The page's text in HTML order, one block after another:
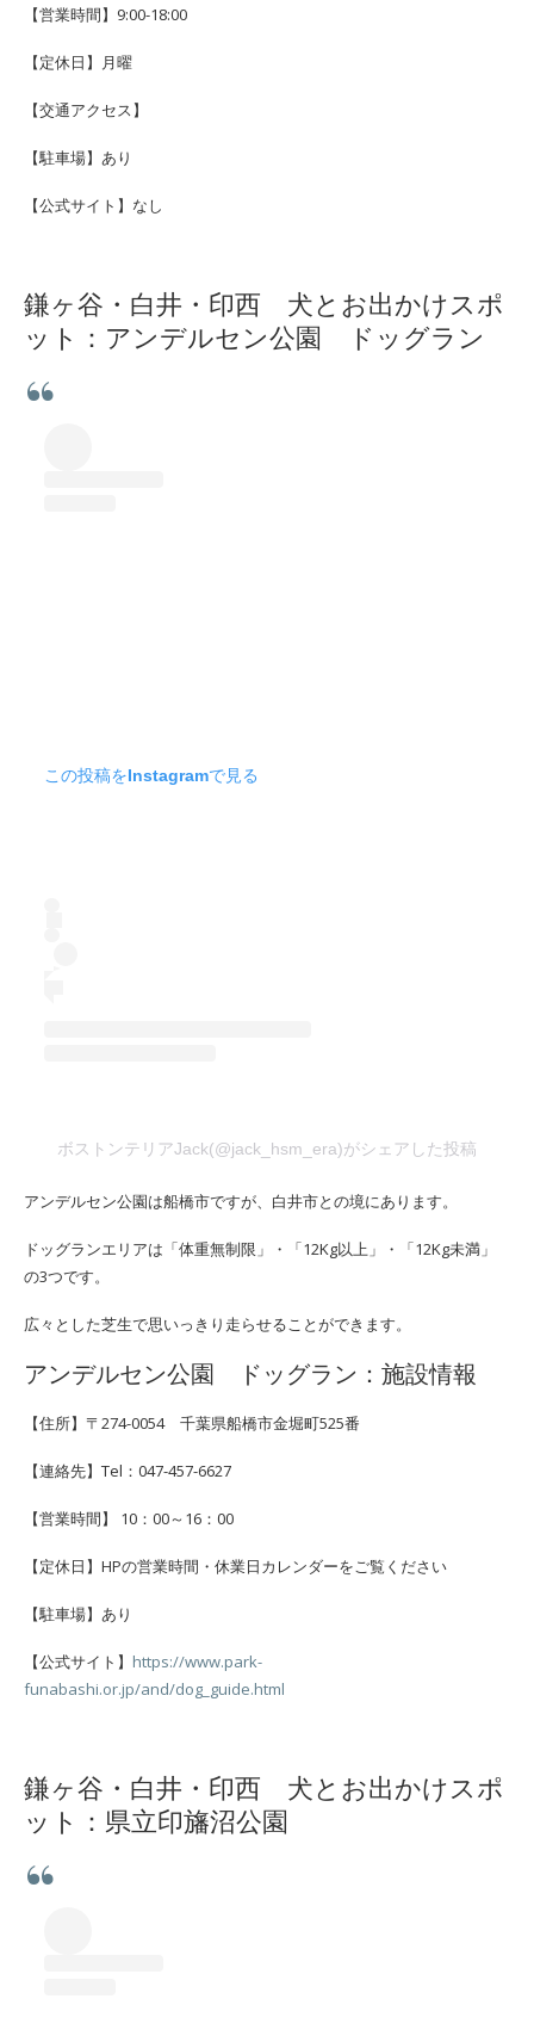
【営業時間】9:00-18:00
【定休日】月曜
【交通アクセス】
【駐車場】あり
【公式サイト】なし
鎌ヶ谷・白井・印西 犬とお出かけスポ
ット：アンデルセン公園 ドッグラン
この投稿をInstagramで見る
ボストンテリアJack(@jack_hsm_era)がシェアした投稿
アンデルセン公園は船橋市ですが、白井市との境にあります。
ドッグランエリアは「体重無制限」・「12Kg以上」・「12Kg未満」
の3つです。
広々とした芝生で思いっきり走らせることができます。
アンデルセン公園 ドッグラン：施設情報
【住所】〒274-0054 千葉県船橋市金堀町525番
【連絡先】Tel：047-457-6627
【営業時間】 10：00～16：00
【定休日】HPの営業時間・休業日カレンダーをご覧ください
【駐車場】あり
【公式サイト】 https://www.park-
funabashi.or.jp/and/dog_guide.html
鎌ヶ谷・白井・印西 犬とお出かけスポ
ット：県立印旛沼公園